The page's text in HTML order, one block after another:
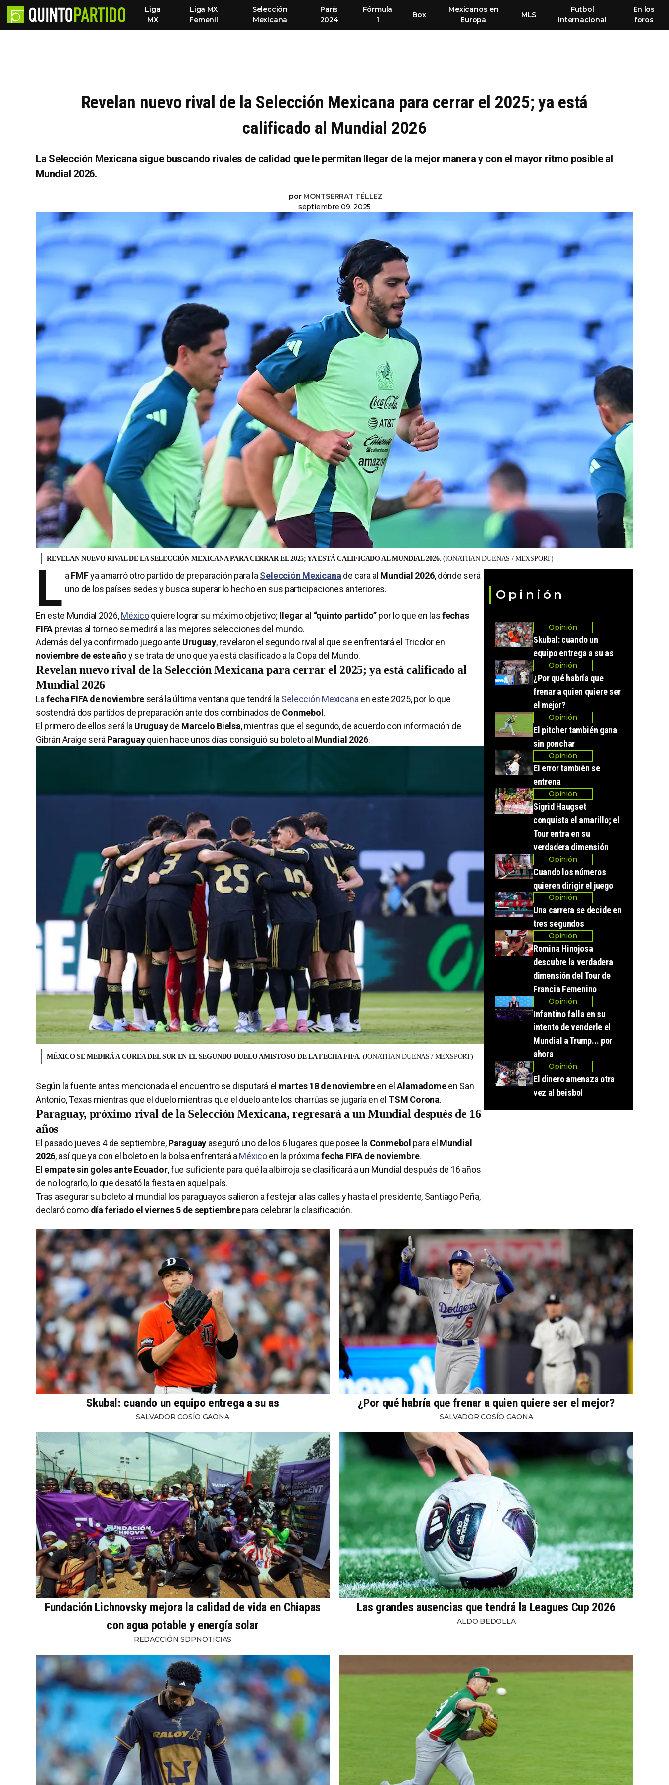
Liga
MX
Liga MX
Femenil
Selección
Mexicana
París
2024
Fórmula
1
Box
Mexicanos en
Europa
MLS
Futbol
Internacional
En los
foros
Revelan nuevo rival de la Selección Mexicana para cerrar el 2025; ya está
calificado al Mundial 2026
La Selección Mexicana sigue buscando rivales de calidad que le permitan llegar de la mejor manera y con el mayor ritmo posible al
Mundial 2026.
por MONTSERRAT TÉLLEZ
septiembre 09, 2025
REVELAN NUEVO RIVAL DE LA SELECCIÓN MEXICANA PARA CERRAR EL 2025; YA ESTÁ CALIFICADO AL MUNDIAL 2026. (JONATHAN DUENAS / MEXSPORT)
L a FMFya amarró otro partido de preparación para la Selección Mexicana de cara al Mundial 2026, dónde será
uno de los países sedes y busca superar lo hecho en sus participaciones anteriores.
En este Mundial 2026,Méxicoquiere lograr su máximo objetivo; llegar al “quinto partido”por lo que en lasfechas
FIFA previas al torneo se medirá a las mejores selecciones del mundo.
Además del ya confirmado juego ante Uruguay, revelaron el segundo rival al que se enfrentará el Tricolor en
noviembre de este añoy se trata de uno que ya está clasificado a la Copa del Mundo.
Revelan nuevo rival de la Selección Mexicana para cerrar el 2025; ya está calificado al
Mundial 2026
Lafecha FIFA de noviembre será la última ventana que tendrá la Selección Mexicana en este 2025, por lo que
sostendrá dos partidos de preparación ante dos combinados de Conmebol .
El primero de ellos será la Uruguayde Marcelo Bielsa, mientras que el segundo, de acuerdo con información de
Gibrán Araige será Paraguayquien hace unos días consiguió su boleto al Mundial 2026.
MÉXICO SE MEDIRÁ A COREA DEL SUR EN EL SEGUNDO DUELO AMISTOSO DE LA FECHA FIFA. (JONATHAN DUENAS / MEXSPORT)
Según la fuente antes mencionada el encuentro se disputará el martes 18 de noviembreen elAlamadomeen San
Antonio, Texas mientras que el duelo mientras que el duelo ante los charrúas se jugaría en el TSM Corona.
Paraguay, próximo rival de la Selección Mexicana, regresará a un Mundial después de 16
años
El pasado jueves 4 de septiembre,Paraguay aseguró uno de los 6 lugares que posee la Conmebol para el Mundial
2026, así que ya con el boleto en la bolsa enfrentará a Méxicoen la próximafecha FIFA de noviembre.
El empate sin goles ante Ecuador, fue suficiente para qué la albirroja se clasificará a un Mundial después de 16 años
de no lograrlo, lo que desató la fiesta en aquel país.
Tras asegurar su boleto al mundial los paraguayos salieron a festejar a las calles y hasta el presidente, Santiago Peña,
declaró como día feriado el viernes 5 de septiembrepara celebrar la clasificación.
Opinión
Opinión
Skubal: cuando un
equipo entrega a su as
Opinión
¿Por qué habría que
frenar a quien quiere ser
el mejor?
Opinión
El pitcher también gana
sin ponchar
Opinión
El error también se
entrena
Opinión
Sigrid Haugset
conquista el amarillo; el
Tour entra en su
verdadera dimensión
Opinión
Cuando los números
quieren dirigir el juego
Opinión
Una carrera se decide en
tres segundos
Opinión
Romina Hinojosa
descubre la verdadera
dimensión del Tour de
Francia Femenino
Opinión
Infantino falla en su
intento de venderle el
Mundial a Trump... por
ahora
Opinión
El dinero amenaza otra
vez al beisbol
Skubal: cuando un equipo entrega a su as
SALVADOR COSÍO GAONA
¿Por qué habría que frenar a quien quiere ser el mejor?
SALVADOR COSÍO GAONA
Fundación Lichnovsky mejora la calidad de vida en Chiapas
con agua potable y energía solar
REDACCIÓN SDPNOTICIAS
Las grandes ausencias que tendrá la Leagues Cup 2026
ALDO BEDOLLA